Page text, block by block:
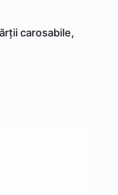
carosabile,